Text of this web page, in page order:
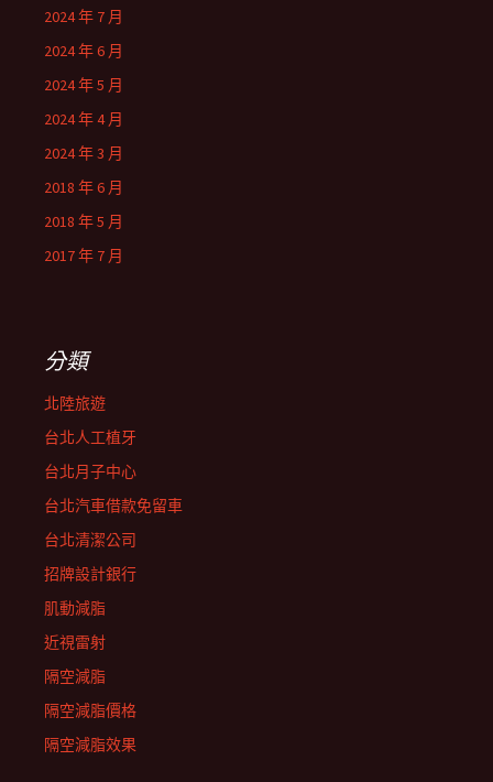
2024 年 7 月
2024 年 6 月
2024 年 5 月
2024 年 4 月
2024 年 3 月
2018 年 6 月
2018 年 5 月
2017 年 7 月
分類
北陸旅遊
台北人工植牙
台北月子中心
台北汽車借款免留車
台北清潔公司
招牌設計銀行
肌動減脂
近視雷射
隔空減脂
隔空減脂價格
隔空減脂效果